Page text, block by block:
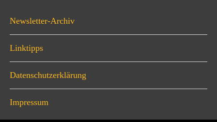
Newsletter-Archiv
Linktipps
Datenschutzerklärung
Impressum